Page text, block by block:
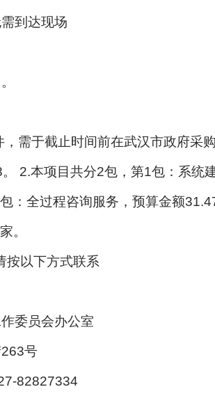
到达现场
需于截止时间前在武汉市政府采
2.本项目共分2包，第1包：系统
：全过程咨询服务，预算金额
。
按以下方式联系
委员会办公室
号
82827334